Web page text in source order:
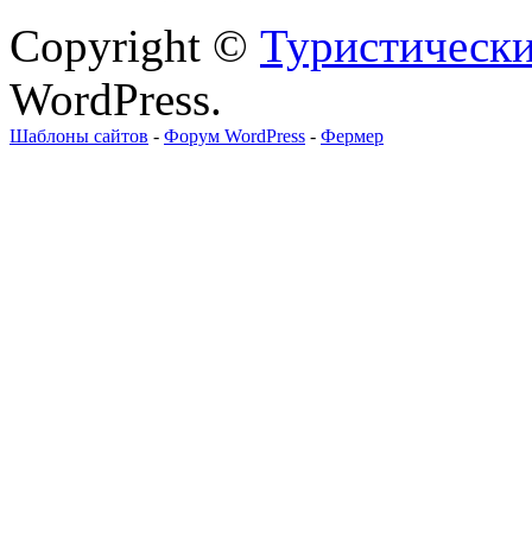
Copyright ©
WordPress.
Шаблоны сайтов - Форум WordPress - Фермер